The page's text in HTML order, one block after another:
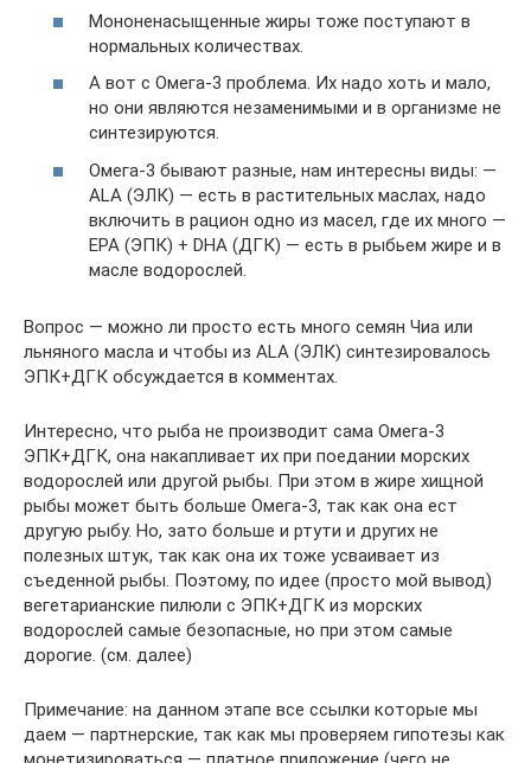
Мононенасыщенные жиры тоже поступают в
нормальных количествах.
А вот с Омега-3 проблема. Их надо хоть и мало,
но они являются незаменимыми и в организме не
синтезируются.
Омега-3 бывают разные, нам интересны виды: —
ALA (ЭЛК) — есть в растительных маслах, надо
включить в рацион одно из масел, где их много —
EPA (ЭПК) + DHA (ДГК) — есть в рыбьем жире и в
масле водорослей.
Вопрос — можно ли просто есть много семян Чиа или
льняного масла и чтобы из ALA (ЭЛК) синтезировалось
ЭПК+ДГК обсуждается в комментах.
Интересно, что рыба не производит сама Омега-3
ЭПК+ДГК, она накапливает их при поедании морских
водорослей или другой рыбы. При этом в жире хищной
рыбы может быть больше Омега-3, так как она ест
другую рыбу. Но, зато больше и ртути и других не
полезных штук, так как она их тоже усваивает из
съеденной рыбы. Поэтому, по идее (просто мой вывод)
вегетарианские пилюли с ЭПК+ДГК из морских
водорослей самые безопасные, но при этом самые
дорогие. (см. далее)
Примечание: на данном этапе все ссылки которые мы
даем — партнерские, так как мы проверяем гипотезы как